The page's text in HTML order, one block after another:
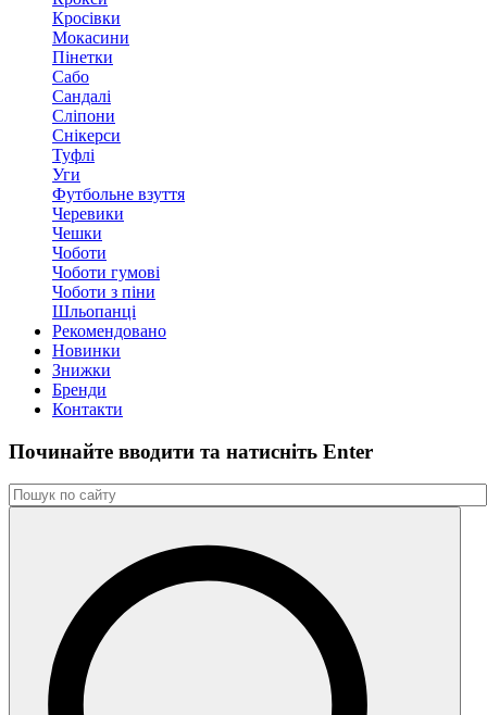
Кросівки
Мокасини
Пінетки
Сабо
Сандалі
Сліпони
Снікерси
Туфлі
Уги
Футбольне взуття
Черевики
Чешки
Чоботи
Чоботи гумові
Чоботи з піни
Шльопанці
Рекомендовано
Новинки
Знижки
Бренди
Контакти
Починайте вводити та натиснiть Enter